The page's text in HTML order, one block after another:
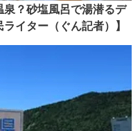
？砂塩風呂で湯潜るデ
イター（ぐん記者）】